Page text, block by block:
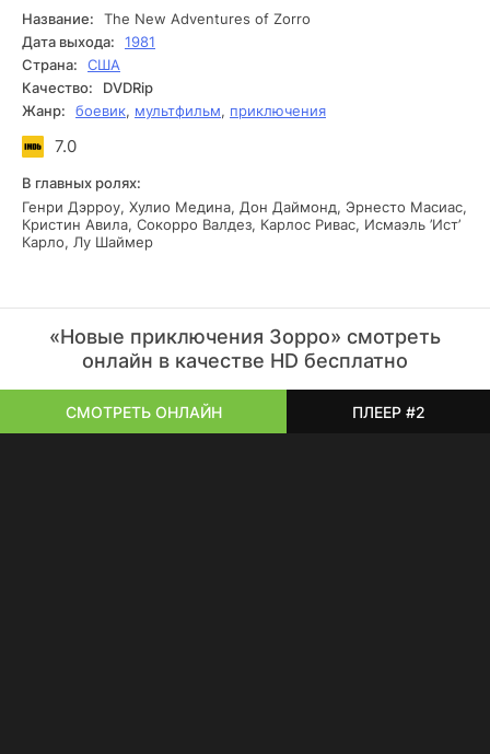
неожиданными поворотами. Харизматичный злодей,
уровень злодейства, создавая напряжение, которое
держит в напряжении от начала до конца.
Интеллектуальные игры и смелые поступки героя не
только завораживают, но и заставляют вновь поверить в
торжество добра.
Название:
The New Adventures of Zorro
Дата выхода:
1981
Страна:
США
Качество:
DVDRip
Жанр:
боевик, мультфильм, приключения
7.0
В главных ролях:
Генри Дэрроу, Хулио Медина, Дон Даймонд, Эрнесто Масиас,
Кристин Авила, Сокорро Валдез, Карлос Ривас, Исмаэль ’Ист’
Карло, Лу Шаймер
«Новые приключения Зорро» смотреть
онлайн в качестве HD бесплатно
СМОТРЕТЬ ОНЛАЙН ПЛЕЕР #2